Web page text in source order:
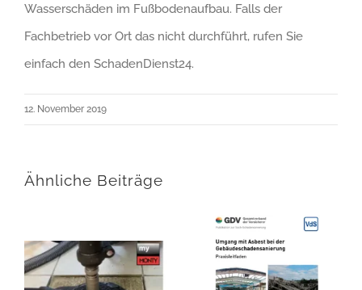
Wasserschäden im Fußbodenaufbau. Falls der
Fachbetrieb vor Ort das nicht durchführt, rufen Sie
einfach den SchadenDienst24.
12. November 2019
Ähnliche Beiträge